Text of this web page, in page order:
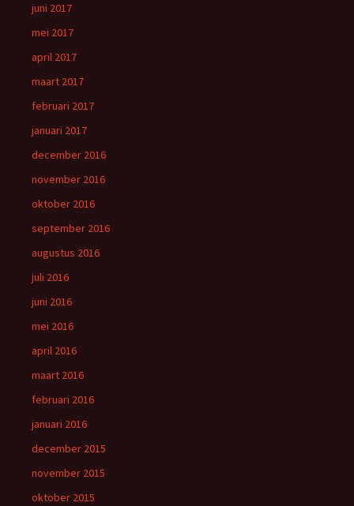
juni 2017
mei 2017
april 2017
maart 2017
februari 2017
januari 2017
december 2016
november 2016
oktober 2016
september 2016
augustus 2016
juli 2016
juni 2016
mei 2016
april 2016
maart 2016
februari 2016
januari 2016
december 2015
november 2015
oktober 2015